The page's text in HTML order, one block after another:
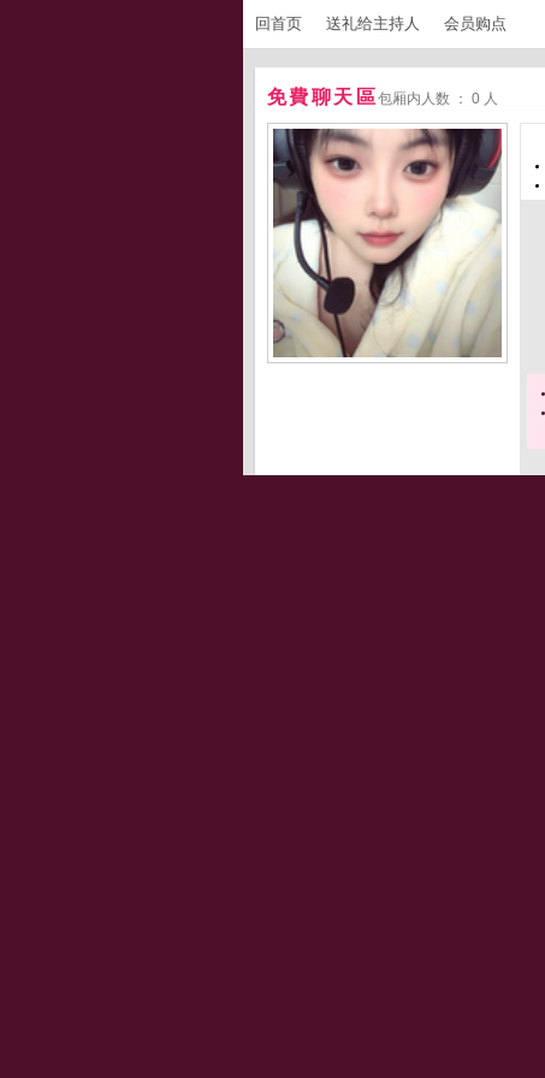
回首页 送礼给主持人 会员购点
免費聊天區包厢内人数 ： 0 人